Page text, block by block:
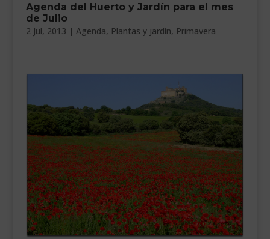
Agenda del Huerto y Jardín para el mes
de Julio
2 Jul, 2013 | Agenda, Plantas y jardín, Primavera